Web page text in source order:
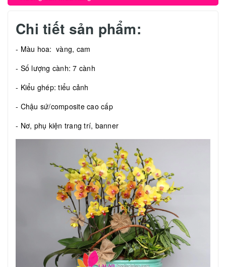
Chi tiết sản phẩm:
- Màu hoa: vàng, cam
- Số lượng cành: 7 cành
- Kiểu ghép: tiểu cảnh
- Chậu sứ/composite cao cấp
- Nơ, phụ kiện trang trí, banner